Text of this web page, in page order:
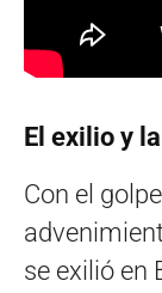
El exilio y
Con el
se exilió en